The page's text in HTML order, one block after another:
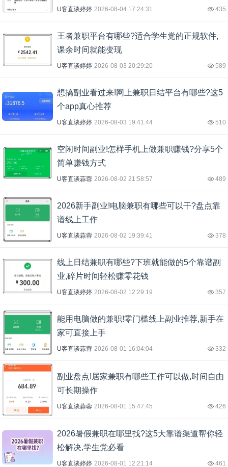
U客直谈婷婷 2026-08-04 17:24:31 435
王者兼职平台有哪些?适合学生党的正规软件,
课余时间就能变现
U客直谈婷婷 2026-08-03 20:29:20 589
想搞副业看过来!网上兼职日结平台有哪些?这5
个app真心推荐
U客直谈婷婷 2026-08-03 19:41:44 510
空闲时间副业!怎样手机上做兼职赚钱?分享5个
简单赚钱方式
U客直谈蒜蓉 2026-08-02 21:58:57 489
2026新手副业!电脑兼职有哪些可以干?盘点靠
谱线上工作
U客直谈蒜蓉 2026-08-02 19:39:41 378
线上日结兼职有哪些?下班就能做的5个靠谱副
业,碎片时间轻松赚零花钱
U客直谈婷婷 2026-08-02 12:29:19 357
能用电脑做的兼职!零门槛线上副业推荐,新手在
家可直接上手
U客直谈蒜蓉 2026-08-01 16:04:04 332
副业盘点!居家兼职有哪些工作可以做,时间自由
可长期操作
U客直谈蒜蓉 2026-08-01 15:47:45 426
2026暑假兼职在哪里找?这5大靠谱渠道帮你轻
松解决,学生党必看
U客直谈婷婷 2026-08-01 12:21:14 461